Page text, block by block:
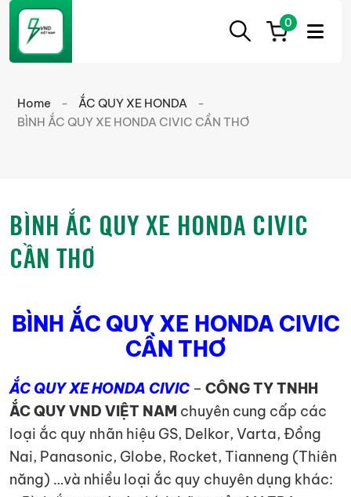
ẮC
CẦN
THƠ
Ắc
Cần
tốt
0
Home - ẮC QUY XE HONDA
-
BÌNH ẮC QUY XE HONDA CIVIC CẦN THƠ
BÌNH ẮC QUY XE HONDA CIVIC
CẦN THƠ
BÌNH ẮC QUY XE HONDA CIVIC
CẦN THƠ
ẮC QUY XE HONDA CIVIC – CÔNG TY TNHH
ẮC QUY VND VIỆT NAM chuyên cung cấp các
loại ắc quy nhãn hiệu GS, Delkor, Varta, Đồng
Nai, Panasonic, Globe, Rocket, Tianneng (Thiên
năng) …và nhiều loại ắc quy chuyên dụng khác: